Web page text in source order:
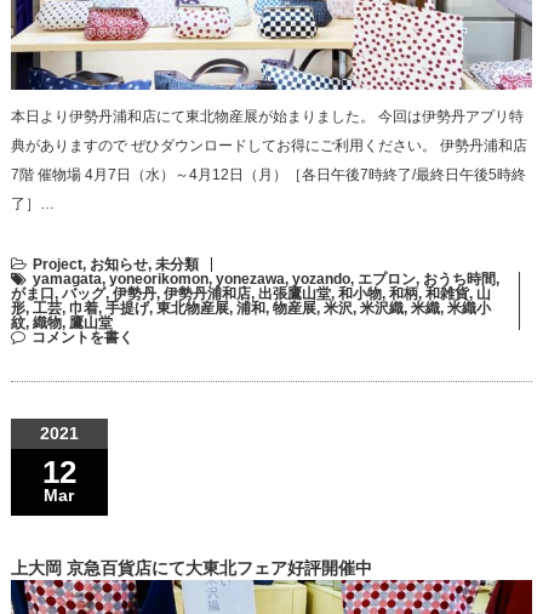
本日より伊勢丹浦和店にて東北物産展が始まりました。 今回は伊勢丹アプリ特
典がありますので ぜひダウンロードしてお得にご利用ください。 伊勢丹浦和店
7階 催物場 4月7日（水）～4月12日（月）［各日午後7時終了/最終日午後5時終
了］…
Project, お知らせ, 未分類
yamagata, yoneorikomon, yonezawa, yozando, エプロン, おうち時間,
がま口 , バッグ, 伊勢丹, 伊勢丹浦和店, 出張鷹山堂, 和小物, 和柄, 和雑貨, 山
形, 工芸, 巾着, 手提げ, 東北物産展, 浦和, 物産展, 米沢, 米沢織, 米織, 米織小
紋, 織物, 鷹山堂
コメントを書く
2021
12
Mar
上大岡 京急百貨店にて大東北フェア好評開催中